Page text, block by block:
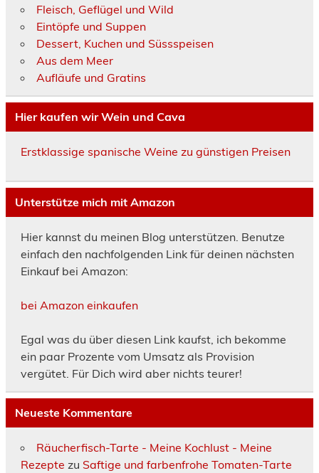
Fleisch, Geflügel und Wild
Eintöpfe und Suppen
Dessert, Kuchen und Süssspeisen
Aus dem Meer
Aufläufe und Gratins
Hier kaufen wir Wein und Cava
Erstklassige spanische Weine zu günstigen Preisen
Unterstütze mich mit Amazon
Hier kannst du meinen Blog unterstützen. Benutze
einfach den nachfolgenden Link für deinen nächsten
Einkauf bei Amazon:
bei Amazon einkaufen
Egal was du über diesen Link kaufst, ich bekomme
ein paar Prozente vom Umsatz als Provision
vergütet. Für Dich wird aber nichts teurer!
Neueste Kommentare
Räucherfisch-Tarte - Meine Kochlust - Meine
Rezepte zu Saftige und farbenfrohe Tomaten-Tarte